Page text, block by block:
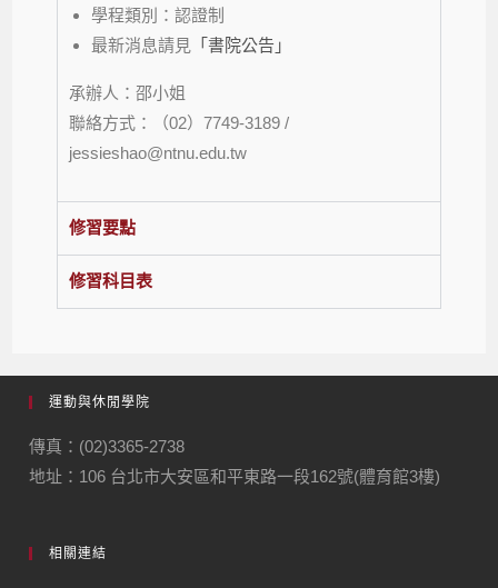
學程類別：認證制
最新消息請見 「書院公告」
承辦人：邵小姐
聯絡方式：（02）7749-3189 /
jessieshao@ntnu.edu.tw
修習要點
修習科目表
運動與休閒學院
傳真：(02)3365-2738
地址：106 台北市大安區和平東路一段162號(體育館3樓)
相關連結